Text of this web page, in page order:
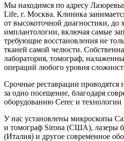
Мы находимся по адресу
Life, г. Москва. Клиника
от высокоточной диагностики, до
имплантологии, включая самые
требующие восстановления не
тканей самой челюсти.
лаборатория, томограф,
операций любого уровня
Срочные реставрации проводятся
за одно посещение, благодаря
оборудованию Cerec и технологии
У нас установлены микроскопы
и томограф Sirona (США), лазеры
(Италия) и другое современное